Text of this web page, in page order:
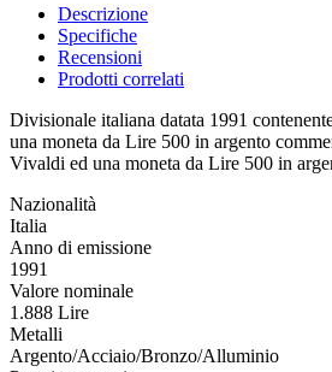
Descrizione
Specifiche
Recensioni
Prodotti correlati
Divisionale italiana datata 1991
una moneta da Lire 500 in argento
Vivaldi ed una moneta da Lire 500 in
Nazionalità
Italia
Anno di emissione
1991
Valore nominale
1.888 Lire
Metalli
Argento/Acciaio/Bronzo/Alluminio